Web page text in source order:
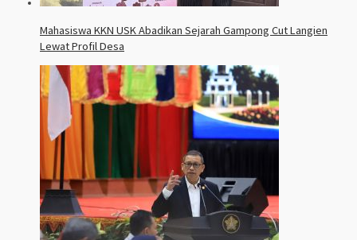
Mahasiswa KKN USK Abadikan Sejarah Gampong Cut Langien
Lewat Profil Desa